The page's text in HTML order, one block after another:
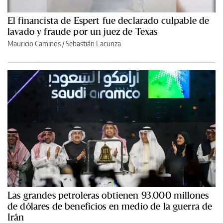
El financista de Espert fue declarado culpable de
lavado y fraude por un juez de Texas
Mauricio Caminos /Sebastián Lacunza
Las grandes petroleras obtienen 93.000 millones
de dólares de beneficios en medio de la guerra de
Irán